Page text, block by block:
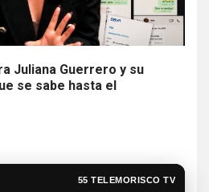
Juliana Guerrero y su
se sabe hasta el
55 TELEMORISCO TV